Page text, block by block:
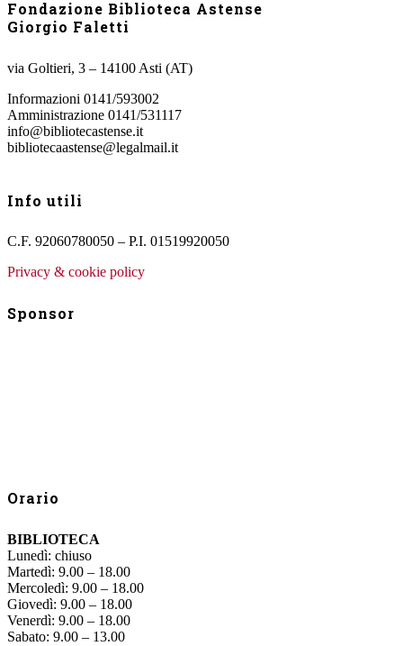
Fondazione Biblioteca Astense
Giorgio Faletti
via Goltieri, 3 – 14100 Asti (AT)
Informazioni 0141/593002
Amministrazione 0141/531117
info@bibliotecastense.it
bibliotecaastense@legalmail.it
Info utili
C.F. 92060780050 – P.I. 01519920050
Privacy & cookie policy
Sponsor
Orario
BIBLIOTECA
Lunedì: chiuso
Martedì: 9.00 – 18.00
Mercoledì: 9.00 – 18.00
Giovedì: 9.00 – 18.00
Venerdì: 9.00 – 18.00
Sabato: 9.00 – 13.00